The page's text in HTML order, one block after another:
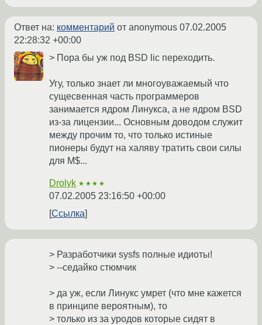
Ответ на: комментарий от anonymous 07.02.2005
22:28:32 +00:00
> Пора бы уж под BSD lic переходить.
Угу, только знает ли многоуважаемый что
сущесвенная часть программеров
занимается ядром Линукса, а не ядром BSD
из-за лицензии... Основным доводом служит
между прочим то, что только истиные
пионеры будут на халяву тратить свои силы
для M$...
Drolyk ★★★★
07.02.2005 23:16:50 +00:00
Ссылка
> Разработчики sysfs полные идиоты!
> --седайко стюмчик
> да уж, если Линукс умрет (что мне кажется
в принципе вероятным), то
> только из за уродов которые сидят в